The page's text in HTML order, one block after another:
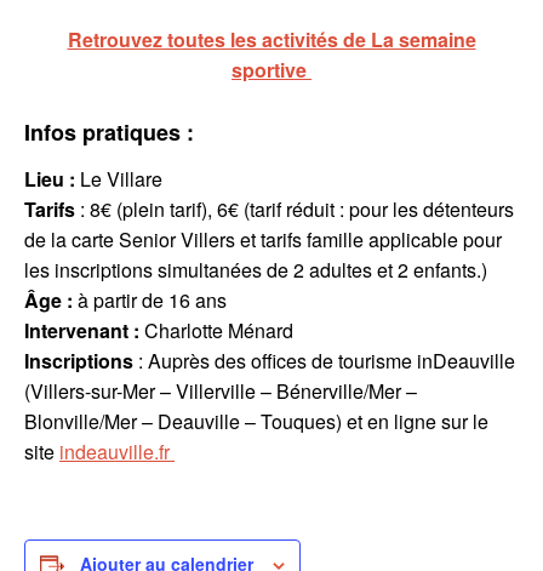
Retrouvez toutes les activités de La semaine
sportive
Infos pratiques :
Lieu : Le Villare
Tarifs : 8€ (plein tarif), 6€ (tarif réduit : pour les détenteurs
de la carte Senior Villers et tarifs famille applicable pour
les inscriptions simultanées de 2 adultes et 2 enfants.)
Âge : à partir de 16 ans
Intervenant : Charlotte Ménard
Inscriptions : Auprès des offices de tourisme inDeauville
(Villers-sur-Mer – Villerville – Bénerville/Mer –
Blonville/Mer – Deauville – Touques) et en ligne sur le
site indeauville.fr
Ajouter au calendrier